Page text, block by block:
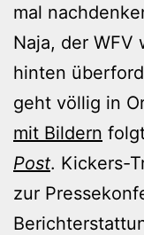
mal
Naja, der WFV
hinten
geht völlig in
mit Bildern
Post. Kickers-
zur